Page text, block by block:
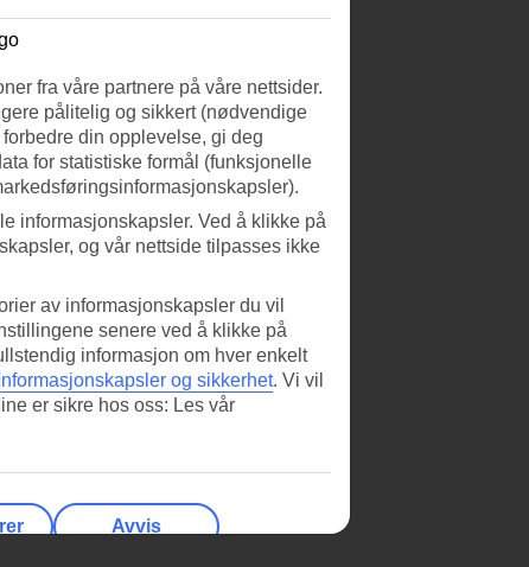
fra våre partnere på våre nettsider.
pålitelig og sikkert (nødvendige
din opplevelse, gi deg
for statistiske formål (funksjonelle
informasjonskapsler. Ved å klikke på
og vår nettside tilpasses ikke
av informasjonskapsler du vil
senere ved å klikke på
informasjon om hver enkelt
Informasjonskapsler og sikkerhet. Vi vil
er sikre hos oss: Les vår
Avvis